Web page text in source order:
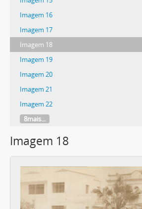
Imagem 16
Imagem 17
Imagem 18
Imagem 19
Imagem 20
Imagem 21
Imagem 22
8mais...
Imagem 18